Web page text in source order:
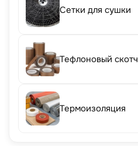
Сетки для сушки
Тефлоновый скотч
Термоизоляция